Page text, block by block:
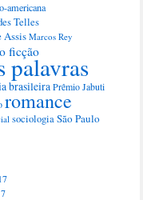
americana
Telles
AssisMarcos Rey
ficção
palavras
brasileiraPrêmio Jabuti
romance
sociologiaSão Paulo